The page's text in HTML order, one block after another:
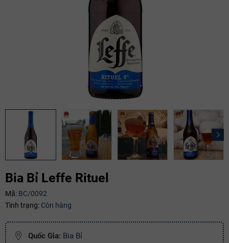
Bia Bỉ Leffe Rituel
Mã: BC/0092
Tình trạng: Còn hàng
Quốc Gia: Bia Bỉ